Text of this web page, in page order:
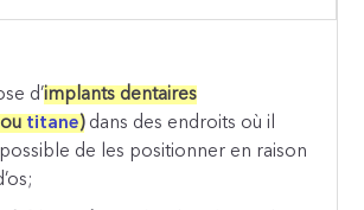
d’implants dentaires
ou titane)dans des endroits où il
de les positionner en raison